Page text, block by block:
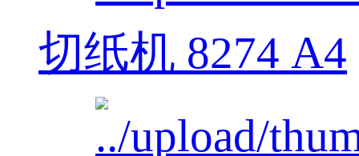
切纸机 8274 A4